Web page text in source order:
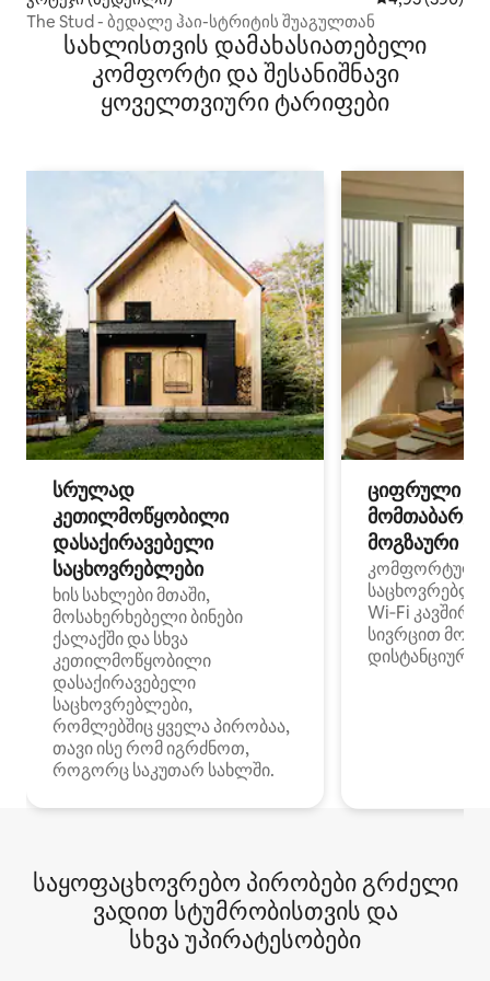
The Stud - ბედალე ჰაი-სტრიტის შუაგულთან
სახლისთვის დამახასიათებელი
კომფორტი და შესანიშნავი
ყოველთვიური ტარიფები
სრულად
კეთილმოწყობილი
დასაქირავებელი
საცხოვრებლები
ხის სახლები მთაში,
მოსახერხებელი ბინები
ქალაქში და სხვა
კეთილმოწყობილი
დასაქირავებელი
საცხოვრებლები,
რომლებშიც ყველა პირობაა,
თავი ისე რომ იგრძნოთ,
როგორც საკუთარ სახლში.
ციფრული
მოგზაური
კომფორტული
Wi‑Fi
სივრცით
დისტანციური
საყოფაცხოვრებო პირობები გრძელი
ვადით სტუმრობისთვის და
სხვა უპირატესობები